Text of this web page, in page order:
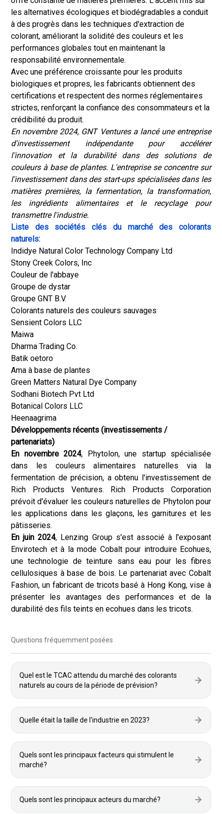
les alternatives écologiques et biodégradables a conduit
à des progrès dans les techniques d'extraction de
colorant, améliorant la solidité des couleurs et les
performances globales tout en maintenant la
responsabilité environnementale.
Avec une préférence croissante pour les produits
biologiques et propres, les fabricants obtiennent des
certifications et respectent des normes réglementaires
strictes, renforçant la confiance des consommateurs et la
crédibilité du produit.
En novembre 2024, GNT Ventures a lancé une entreprise
d'investissement indépendante pour accélérer
l'innovation et la durabilité dans des solutions de
couleurs à base de plantes. L'entreprise se concentre sur
l'investissement dans des start-ups spécialisées dans les
matières premières, la fermentation, la transformation,
les ingrédients alimentaires et le recyclage pour
transmettre l'industrie.
Liste des sociétés clés du marché des colorants
naturels:
Indidye Natural Color Technology Company Ltd
Stony Creek Colors, Inc
Couleur de l'abbaye
Groupe de dystar
Groupe GNT B.V.
Colorants naturels des couleurs sauvages
Sensient Colors LLC
Maiwa
Dharma Trading Co.
Batik oetoro
Ama à base de plantes
Green Matters Natural Dye Company
Sodhani Biotech Pvt Ltd
Botanical Colors LLC
Heenaagrima
Développements récents (investissements /
partenariats)
En novembre 2024, Phytolon, une startup spécialisée
dans les couleurs alimentaires naturelles via la
fermentation de précision, a obtenu l'investissement de
Rich Products Ventures. Rich Products Corporation
prévoit d'évaluer les couleurs naturelles de Phytolon pour
les applications dans les glaçons, les garnitures et les
pâtisseries.
En juin 2024, Lenzing Group s'est associé à l'exposant
Envirotech et à la mode Cobalt pour introduire Ecohues,
une technologie de teinture sans eau pour les fibres
cellulosiques à base de bois. Le partenariat avec Cobalt
Fashion, un fabricant de tricots basé à Hong Kong, vise à
présenter les avantages des performances et de la
durabilité des fils teints en ecohues dans les tricots.
Questions fréquemment posées
Quel est le TCAC attendu du marché des colorants
naturels au cours de la période de prévision?
Quelle était la taille de l'industrie en 2023?
Quels sont les principaux facteurs qui stimulent le
marché?
Quels sont les principaux acteurs du marché?